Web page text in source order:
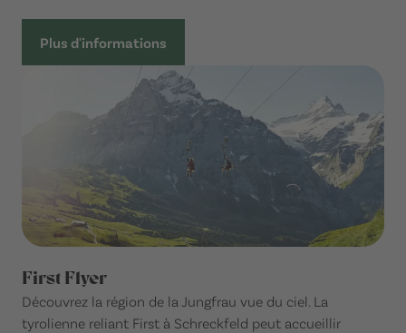
Plus d'informations
First Flyer
Découvrez la région de la Jungfrau vue du ciel. La
tyrolienne reliant First à Schreckfeld peut accueillir